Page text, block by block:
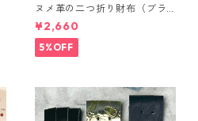
ヌメ革の二つ折り財布（ブラ
ウン系）
¥2,660
5%OFF